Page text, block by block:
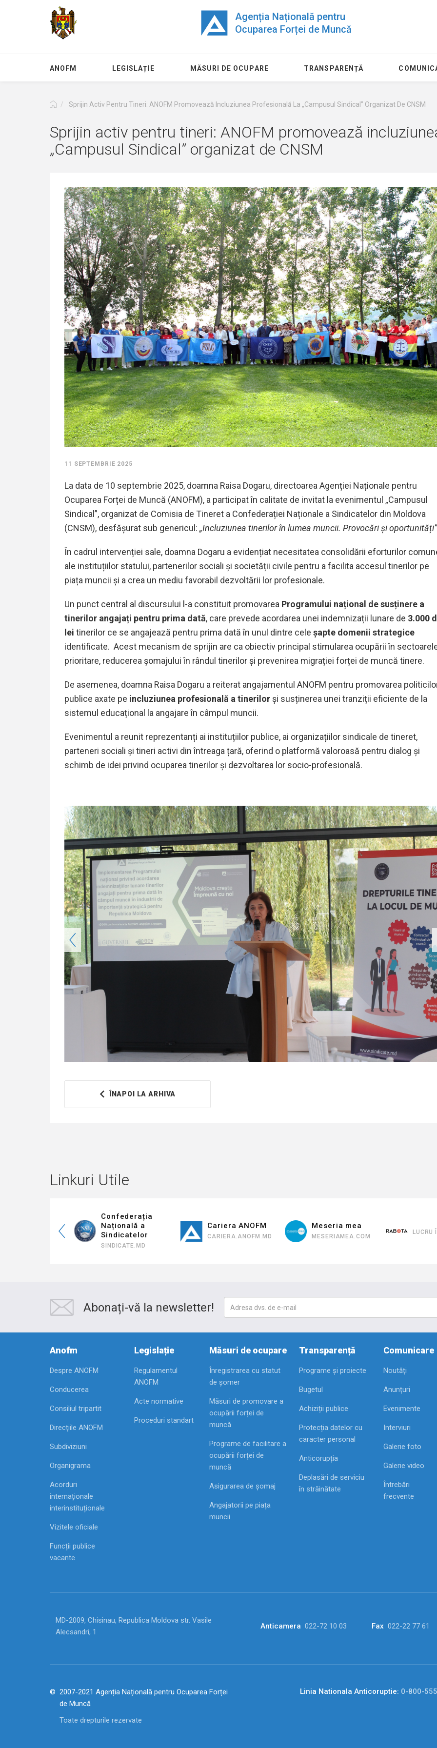
Agenția Națională pentru
Ocuparea Forței de Muncă
ANOFM LEGISLAȚIE MĂSURI DE OCUPARE TRANSPARENȚĂ
Sprijin Activ Pentru Tineri: ANOFM Promovează Incluziunea Profesională La „Campusul Sindical” Organizat De CNSM
Sprijin activ pentru tineri: ANOFM promovează
„Campusul Sindical” organizat de CNSM
11 SEPTEMBRIE 2025
La data de 10 septembrie 2025, doamna Raisa Dogaru, directoarea Agenției Naționale pentru
Ocuparea Forței de Muncă (ANOFM), a participat în calitate de invitat la evenimentul „Campusul
Sindical”, organizat de Comisia de Tineret a Confederației Naționale a Sindicatelor din Moldova
(CNSM), desfășurat sub genericul: „Incluziunea tinerilor în lumea muncii. Provocări și oportunități”
În cadrul intervenției sale, doamna Dogaru a evidențiat necesitatea consolidării eforturilor
ale instituțiilor statului, partenerilor sociali și societății civile pentru a facilita accesul tinerilor pe
piața muncii și a crea un mediu favorabil dezvoltării lor profesionale.
Un punct central al discursului l-a constituit promovarea Programului național de susținere a
tinerilor angajați pentru prima dată, care prevede acordarea unei indemnizații lunare de 3.000
lei tinerilor ce se angajează pentru prima dată în unul dintre cele șapte domenii strategice
identificate. Acest mecanism de sprijin are ca obiectiv principal stimularea ocupării în
prioritare, reducerea șomajului în rândul tinerilor și prevenirea migrației forței de muncă tinere.
De asemenea, doamna Raisa Dogaru a reiterat angajamentul ANOFM pentru promovarea
publice axate pe incluziunea profesională a tinerilor și susținerea unei tranziții eficiente de la
sistemul educațional la angajare în câmpul muncii.
Evenimentul a reunit reprezentanți ai instituțiilor publice, ai organizațiilor sindicale de tineret,
parteneri sociali și tineri activi din întreaga țară, oferind o platformă valoroasă pentru dialog și
schimb de idei privind ocuparea tinerilor și dezvoltarea lor socio-profesională.
ÎNAPOI LA ARHIVA
24 Iulie
Piața muncii: Locuri
vacante la 24.07.2026
178
11 August
Agenția
Ocuparea
Muncă
pentru
51
Linkuri Utile
Confederația
Națională a
Sindicatelor
SINDICATE.MD
Cariera ANOFM
CARIERA.ANOFM.MD
Meseria mea
MESERIAMEA.COM
LUCRU ÎN
Abonați-vă la newsletter!
Anofm
Despre ANOFM
Conducerea
Consiliul tripartit
Direcţiile ANOFM
Subdiviziuni
Organigrama
Acorduri
internaționale
interinstituționale
Vizitele oficiale
Funcții publice
vacante
Legislație
Regulamentul
ANOFM
Acte normative
Proceduri standart
Măsuri de ocupare
Înregistrarea cu statut
de șomer
Măsuri de promovare a
ocupării forței de
muncă
Programe de facilitare a
ocupării forței de
muncă
Asigurarea de șomaj
Angajatorii pe piața
muncii
Transparență
Programe și proiecte
Bugetul
Achiziții publice
Protecția datelor cu
caracter personal
Anticorupția
Deplasări de serviciu
în străinătate
Comunicare
Noutăți
Anunțuri
Evenimente
Interviuri
Galerie foto
Galerie video
Întrebări
frecvente
MD-2009, Chisinau, Republica Moldova str. Vasile
Alecsandri, 1
Anticamera 022-72 10 03 Fax 022-22 77 61
2007-2021 Agenția Națională pentru Ocuparea Forței
de Muncă
Toate drepturile rezervate
Linia Nationala Anticoruptie: 0-800-